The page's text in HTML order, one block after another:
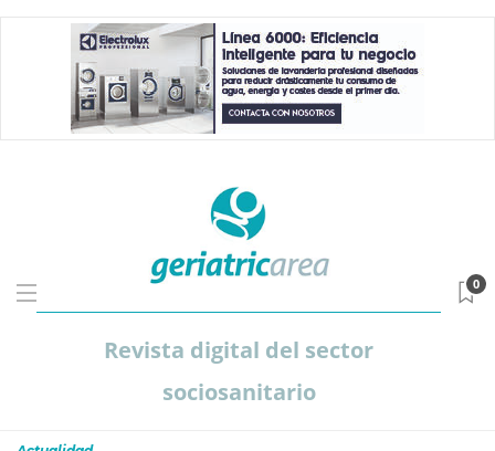
Revista digital del sector
sociosanitario
0